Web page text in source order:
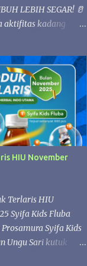
LEBIH SEGAR! 🥛
aktifitas kadang
kesehatan tubuh.
alami dalam susu
dapat
kebutuhan
tubuh lebih
saat beristirahat.
akan nutrisi
tubuh. Saat tubuh
yang cukup,
selama tidur
optimal sehingga
dengan
HIU November
Terlaris HIU
Syifa Kids Fluba
Syifa Kids
Ungu Sari kutuk